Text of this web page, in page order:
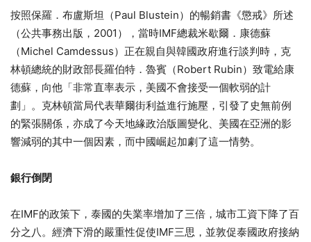
按照保羅．布盧斯坦（Paul Blustein）的暢銷書《懲戒》所述
（公共事務出版，2001），當時IMF總裁米歇爾．康德蘇
（Michel Camdessus）正在親自與韓國政府進行談判時，克
林頓總統的財政部長羅伯特．魯賓（Robert Rubin）致電給康
德蘇，向他「非常直率表示，美國不會接受一個軟弱的計
劃」。克林頓當局代表華爾街利益進行施壓，引發了史無前例
的緊張關係，亦成了今天地緣政治版圖變化、美國在亞洲的影
響減弱的其中一個因素，而中國崛起加劇了這一情勢。
銀行倒閉
在IMF的政策下，泰國的失業率增加了三倍，城市工資下降了百
分之八。經濟下滑的嚴重性促使IMF三思，並敦促泰國政府接納